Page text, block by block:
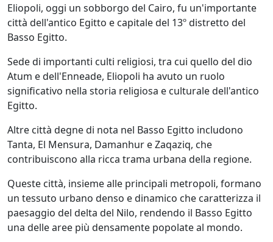
Eliopoli, oggi un sobborgo del Cairo, fu un'importante
città dell'antico Egitto e capitale del 13º distretto del
Basso Egitto.
Sede di importanti culti religiosi, tra cui quello del dio
Atum e dell'Enneade, Eliopoli ha avuto un ruolo
significativo nella storia religiosa e culturale dell'antico
Egitto.
Altre città degne di nota nel Basso Egitto includono
Tanta, El Mensura, Damanhur e Zaqaziq, che
contribuiscono alla ricca trama urbana della regione.
Queste città, insieme alle principali metropoli, formano
un tessuto urbano denso e dinamico che caratterizza il
paesaggio del delta del Nilo, rendendo il Basso Egitto
una delle aree più densamente popolate al mondo.